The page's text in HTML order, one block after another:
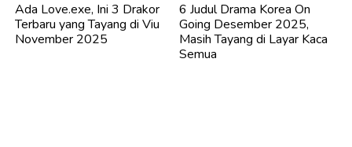
Ada Love.exe, Ini 3 Drakor
Terbaru yang Tayang di Viu
November 2025
6 Judul Drama Korea On
Going Desember 2025,
Masih Tayang di Layar Kaca
Semua